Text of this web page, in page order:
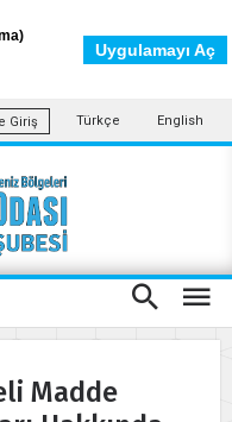
Giriş Türkçe English
Madde
Uygulamayı Aç